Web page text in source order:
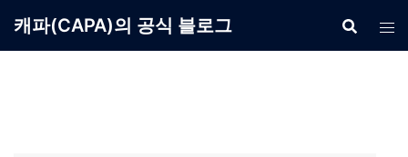
캐파(CAPA)의 공식 블로그